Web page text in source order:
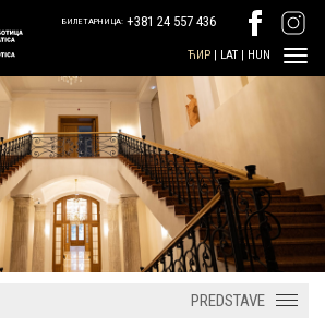
БИЛЕТАРНИЦА: +381 24 557 436
ЋИР | LAT | HUN
PREDSTAVE